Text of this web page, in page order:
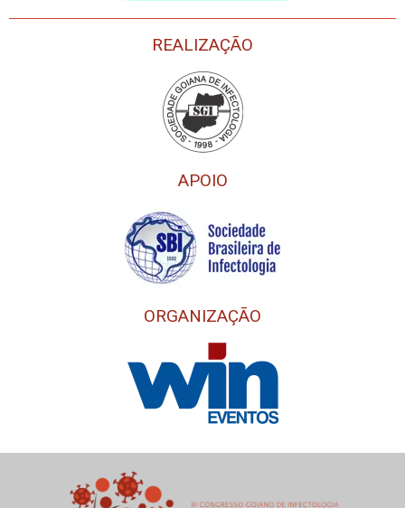
REALIZAÇÃO
APOIO
ORGANIZAÇÃO